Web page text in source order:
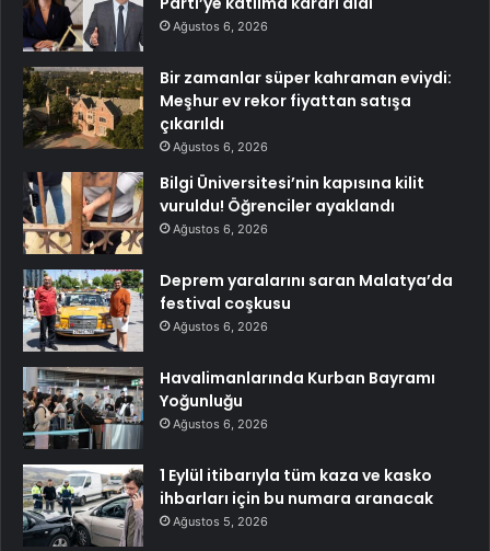
Ağustos 6, 2026
Bir zamanlar süper kahraman eviydi:
Meşhur ev rekor fiyattan satışa
çıkarıldı
Ağustos 6, 2026
Bilgi Üniversitesi’nin kapısına kilit
vuruldu! Öğrenciler ayaklandı
Ağustos 6, 2026
Deprem yaralarını saran Malatya’da
festival coşkusu
Ağustos 6, 2026
Havalimanlarında Kurban Bayramı
Yoğunluğu
Ağustos 6, 2026
1 Eylül itibarıyla tüm kaza ve kasko
ihbarları için bu numara aranacak
Ağustos 5, 2026